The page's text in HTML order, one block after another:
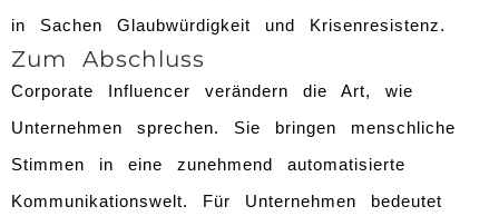
in Sachen Glaubwürdigkeit und Krisenresistenz.
Zum Abschluss
Corporate Influencer verändern die Art, wie
Unternehmen sprechen. Sie bringen menschliche
Stimmen in eine zunehmend automatisierte
Kommunikationswelt. Für Unternehmen bedeutet